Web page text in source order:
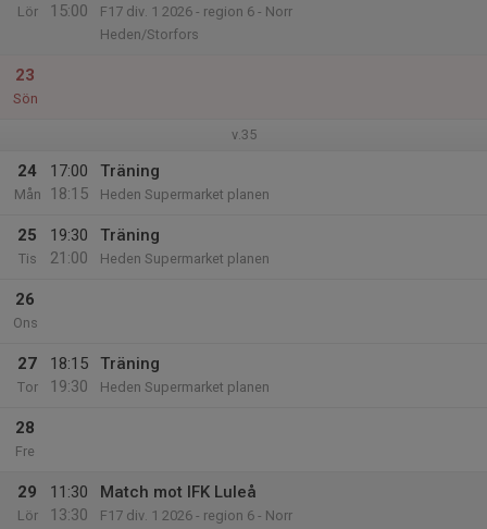
Lör
15:00
F17 div. 1 2026 - region 6 - Norr
Heden/Storfors
23
Sön
v.35
24
Mån
17:00
18:15
Träning
Heden Supermarket planen
25
Tis
19:30
21:00
Träning
Heden Supermarket planen
26
Ons
27
Tor
18:15
19:30
Träning
Heden Supermarket planen
28
Fre
29
Lör
11:30
13:30
Match mot IFK Luleå
F17 div. 1 2026 - region 6 - Norr